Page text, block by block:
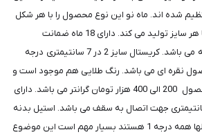
شده اند. ماه نو این نوع محصول را با هر شکل
مورد درخواست مشتری و با هر سایز تولید می کند. دارای 18 ماه ضمانت
تجهبزات برقی و 5 سال بدنه می باشد. کریستال سایز 2 در 7 سانتیمتری درجه
نقره ای می باشد. رنگ طلایی هم موجود است و
قیمت آن بسته به سایز محصول 200 الی 400 هزار تومان گرانتر می باشد. دارای
استیل با سایز 25 سانتیمتری جهت اتصال به سقف می باشد. استیل بدنه
و ال ای دی SMD و کریستالها همه درجه 1 هستند بسیار مهم است این موضوع